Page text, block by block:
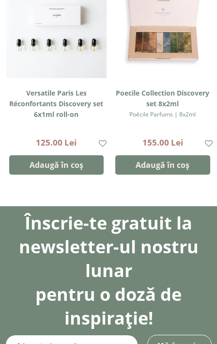
Versatile Paris Les
Réconfortants Discovery set
6x1ml roll-on
125.00 Lei
Adaugă în coș
Poecile Collection Discovery
set 8x2ml
Poécile Parfums | 8x2ml
155.00 Lei
Adaugă în coș
Înscrie-te gratuit la
newsletter-ul nostru
lunar
pentru o doză de
inspirație!